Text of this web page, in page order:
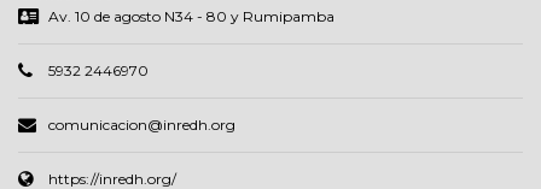
Av. 10 de agosto N34 - 80 y Rumipamba
5932 2446970
comunicacion@inredh.org
https://inredh.org/